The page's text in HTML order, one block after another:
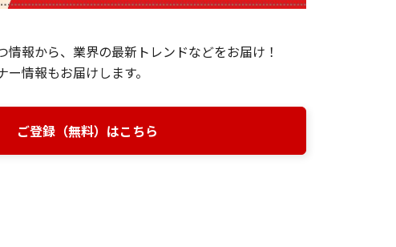
情報から、業界の最新トレンドなどをお届け！
情報もお届けします。
ご登録（無料）はこちら